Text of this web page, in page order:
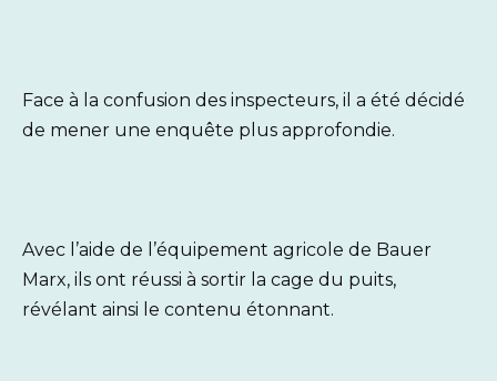
Face à la confusion des inspecteurs, il a été décidé
de mener une enquête plus approfondie.
Avec l’aide de l’équipement agricole de Bauer
Marx, ils ont réussi à sortir la cage du puits,
révélant ainsi le contenu étonnant.